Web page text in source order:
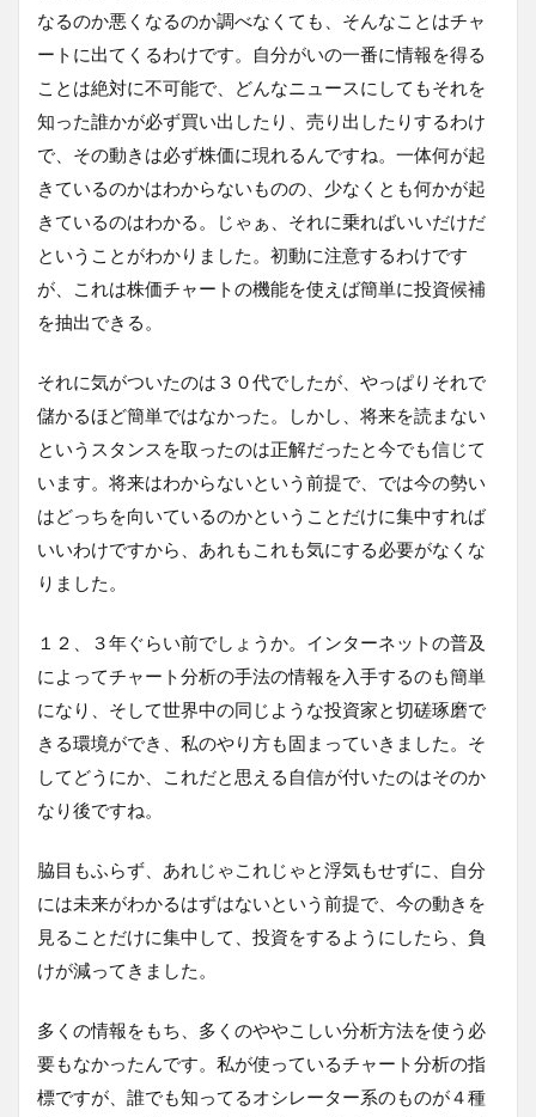
なるのか悪くなるのか調べなくても、そんなことはチャ
ートに出てくるわけです。自分がいの一番に情報を得る
ことは絶対に不可能で、どんなニュースにしてもそれを
知った誰かが必ず買い出したり、売り出したりするわけ
で、その動きは必ず株価に現れるんですね。一体何が起
きているのかはわからないものの、少なくとも何かが起
きているのはわかる。じゃぁ、それに乗ればいいだけだ
ということがわかりました。初動に注意するわけです
が、これは株価チャートの機能を使えば簡単に投資候補
を抽出できる。
それに気がついたのは３０代でしたが、やっぱりそれで
儲かるほど簡単ではなかった。しかし、将来を読まない
というスタンスを取ったのは正解だったと今でも信じて
います。将来はわからないという前提で、では今の勢い
はどっちを向いているのかということだけに集中すれば
いいわけですから、あれもこれも気にする必要がなくな
りました。
１２、３年ぐらい前でしょうか。インターネットの普及
によってチャート分析の手法の情報を入手するのも簡単
になり、そして世界中の同じような投資家と切磋琢磨で
きる環境ができ、私のやり方も固まっていきました。そ
してどうにか、これだと思える自信が付いたのはそのか
なり後ですね。
脇目もふらず、あれじゃこれじゃと浮気もせずに、自分
には未来がわかるはずはないという前提で、今の動きを
見ることだけに集中して、投資をするようにしたら、負
けが減ってきました。
多くの情報をもち、多くのややこしい分析方法を使う必
要もなかったんです。私が使っているチャート分析の指
標ですが、誰でも知ってるオシレーター系のものが４種